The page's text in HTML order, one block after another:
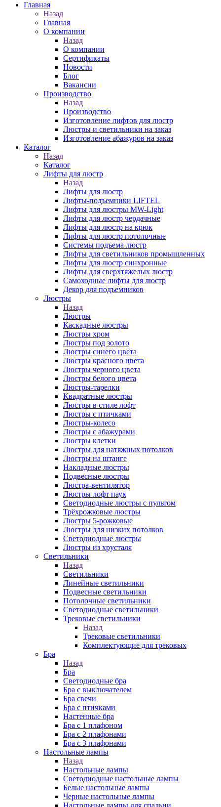
Главная
Назад
Главная
О компании
Назад
О компании
Сертификаты
Новости
Блог
Вакансии
Производство
Назад
Производство
Изготовление лифтов для люстр
Люстры и светильники на заказ
Изготовление абажуров на заказ
Каталог
Назад
Каталог
Лифты для люстр
Назад
Лифты для люстр
Лифты-подъемники LIFTEL
Лифты для люстры MW-Light
Лифты для люстр чердачные
Лифты для люстр на крюк
Лифты для люстр потолочные
Системы подъема люстр
Лифты для светильников промышленных
Лифты для люстр синхронные
Лифты для сверхтяжелых люстр
Самоходные лифты для люстр
Декор для подъемников
Люстры
Назад
Люстры
Каскадные люстры
Люстры хром
Люстры под золото
Люстры синего цвета
Люстры красного цвета
Люстры черного цвета
Люстры белого цвета
Люстры-тарелки
Квадратные люстры
Люстры в стиле лофт
Люстры с птичками
Люстры-колесо
Люстры с абажурами
Люстры клетки
Люстры для натяжных потолков
Люстры на штанге
Накладные люстры
Подвесные люстры
Люстра-вентилятор
Люстры лофт паук
Светодиодные люстры с пультом
Трёхрожковые люстры
Люстры 5-рожковые
Люстры для низких потолков
Cветодиодные люстры
Люстры из хрусталя
Светильники
Назад
Светильники
Линейные светильники
Подвесные светильники
Потолочные светильники
Светодиодные светильники
Трековые светильники
Назад
Трековые светильники
Комплектующие для трековых
Бра
Назад
Бра
Светодиодные бра
Бра с выключателем
Бра свечи
Бра с птичками
Настенные бра
Бра с 1 плафоном
Бра с 2 плафонами
Бра с 3 плафонами
Настольные лампы
Назад
Настольные лампы
Светодиодные настольные лампы
Белые настольные лампы
Черные настольные лампы
Настольные лампы для спальни